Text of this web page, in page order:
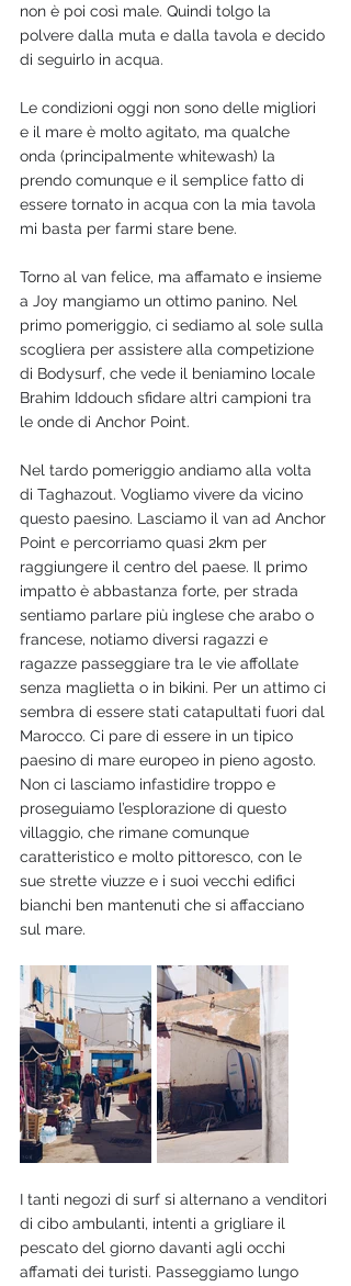
non è poi così male. Quindi tolgo la
polvere dalla muta e dalla tavola e decido
di seguirlo in acqua.
Le condizioni oggi non sono delle migliori
e il mare è molto agitato, ma qualche
onda (principalmente whitewash) la
prendo comunque e il semplice fatto di
essere tornato in acqua con la mia tavola
mi basta per farmi stare bene.
Torno al van felice, ma affamato e insieme
a Joy mangiamo un ottimo panino. Nel
primo pomeriggio, ci sediamo al sole sulla
scogliera per assistere alla competizione
di Bodysurf, che vede il beniamino locale
Brahim Iddouch sfidare altri campioni tra
le onde di Anchor Point.
Nel tardo pomeriggio andiamo alla volta
di Taghazout. Vogliamo vivere da vicino
questo paesino. Lasciamo il van ad Anchor
Point e percorriamo quasi 2km per
raggiungere il centro del paese. Il primo
impatto è abbastanza forte, per strada
sentiamo parlare più inglese che arabo o
francese, notiamo diversi ragazzi e
ragazze passeggiare tra le vie affollate
senza maglietta o in bikini. Per un attimo ci
sembra di essere stati catapultati fuori dal
Marocco. Ci pare di essere in un tipico
paesino di mare europeo in pieno agosto.
Non ci lasciamo infastidire troppo e
proseguiamo l’esplorazione di questo
villaggio, che rimane comunque
caratteristico e molto pittoresco, con le
sue strette viuzze e i suoi vecchi edifici
bianchi ben mantenuti che si affacciano
sul mare.
I tanti negozi di surf si alternano a venditori
di cibo ambulanti, intenti a grigliare il
pescato del giorno davanti agli occhi
affamati dei turisti. Passeggiamo lungo